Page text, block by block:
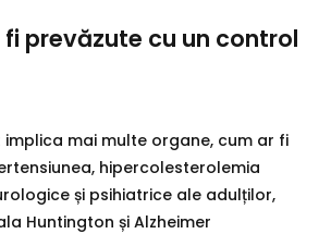
prevăzute cu un control
implica mai multe organe, cum ar fi
hipercolesterolemia
și psihiatrice ale adulților,
Huntington și Alzheimer